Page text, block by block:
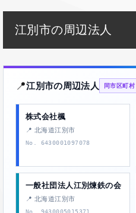
江別市の周辺法人
📍江別市の周辺法人 同市区町村
株式会社楓
📍 北海道江別市
No. 6430001097078
一般社団法人江別煉鉄の会
📍 北海道江別市
No. 9430005015371